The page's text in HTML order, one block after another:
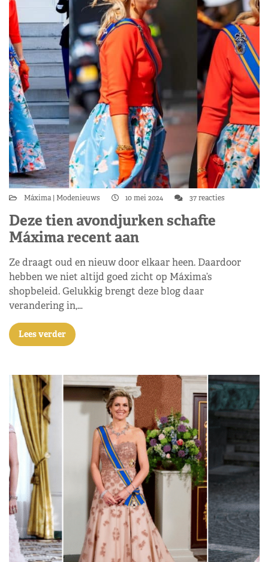
Máxima Modenieuws 10 mei 2024 37 reacties
Deze tien avondjurken schafte
Máxima recent aan
Ze draagt oud en nieuw door elkaar heen. Daardoor
hebben we niet altijd goed zicht op Máxima’s
shopbeleid. Gelukkig brengt deze blog daar
verandering in,…
Lees verder